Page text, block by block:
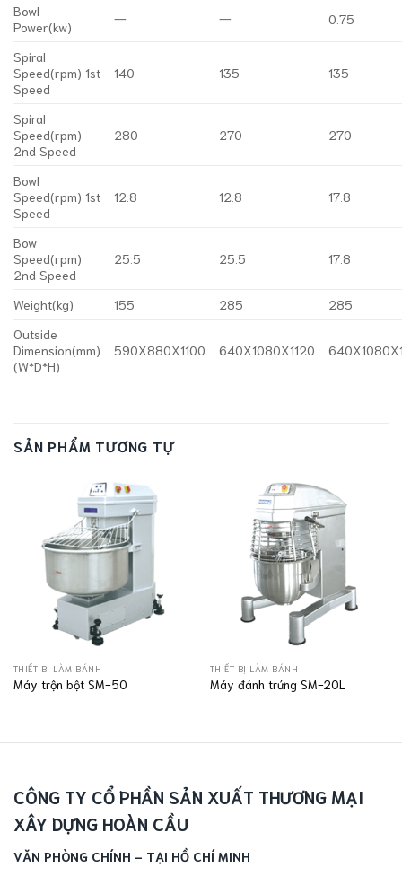
Bowl
Power(kw)
一 一 0.75
Spiral
Speed(rpm) 1st
Speed
140 135 135
Spiral
Speed(rpm)
2nd Speed
280 270 270
Bowl
Speed(rpm) 1st
Speed
12.8 12.8 17.8
Bow
Speed(rpm)
2nd Speed
25.5 25.5 17.8
Weight(kg) 155 285
285
Outside
Dimension(mm)
(W*D*H)
590X880X1100 640X1080X1120
SẢN PHẨM TƯƠNG TỰ
THIẾT BỊ LÀM BÁNH
Máy trộn bột SM-50
THIẾT BỊ LÀM BÁNH
Máy đánh trứng SM-20L
CÔNG TY CỔ PHẦN SẢN XUẤT THƯƠNG MẠI
XÂY DỰNG HOÀN CẦU
VĂN PHÒNG CHÍNH - TẠI HỒ CHÍ MINH